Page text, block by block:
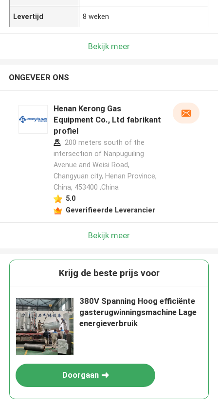
Levertijd 8 weken
Bekijk meer
ONGEVEER ONS
Henan Kerong Gas
Equipment Co., Ltd fabrikant
profiel
200 meters south of the
intersection of Nanpuguiling
Avenue and Weisi Road,
Changyuan city, Henan Province,
China, 453400 ,China
5.0
Geverifieerde Leverancier
Bekijk meer
Krijg de beste prijs voor
380V Spanning Hoog efficiënte
gasterugwinningsmachine Lage
energieverbruik
Doorgaan